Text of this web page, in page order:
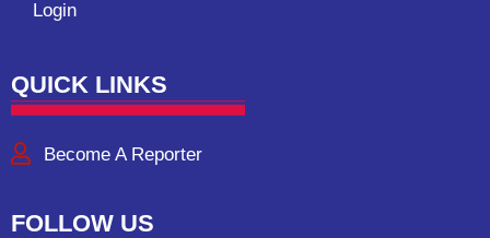
Login
QUICK LINKS
Become A Reporter
FOLLOW US